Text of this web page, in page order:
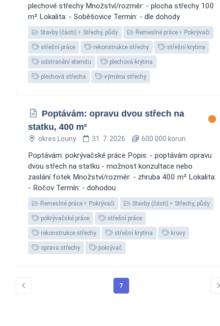
plechové střechy Množství/rozměr: - plocha střechy 100
m² Lokalita: - Soběšovice Termín: - dle dohody
Stavby (části) Střechy, půdy Řemeslné práce Pokrývači
střešní práce rekonstrukce střechy střešní krytina
odstranění eternitu plechová krytina
plechová střecha výměna střechy
Poptávám: opravu dvou střech na
statku, 400 m²
okres Louny 31. 7. 2026 600 000 korun
Poptávám: pokrývačské práce Popis: - poptávám opravu
dvou střech na statku - možnost konzultace nebo
zaslání fotek Množství/rozměr: - zhruba 400 m² Lokalita:
- Ročov Termín: - dohodou
Řemeslné práce Pokrývači Stavby (části) Střechy, půdy
pokrývačské práce střešní práce
rekonstrukce střechy střešní krytina krovy
oprava střechy pokrývač
7